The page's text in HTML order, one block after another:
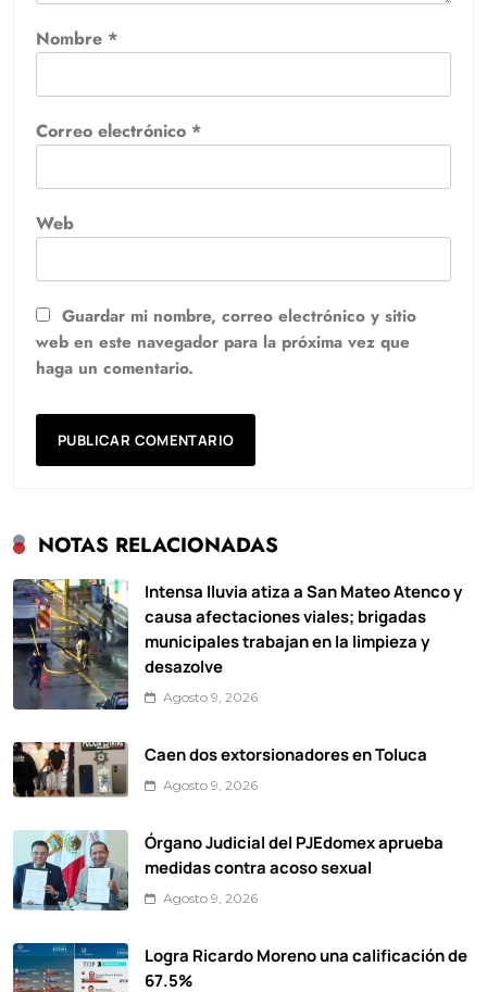
Nombre *
Correo electrónico *
Web
Guardar mi nombre, correo electrónico y sitio
web en este navegador para la próxima vez que
haga un comentario.
NOTAS RELACIONADAS
Intensa lluvia atiza a San Mateo Atenco y
causa afectaciones viales; brigadas
municipales trabajan en la limpieza y
desazolve
Agosto 9, 2026
Caen dos extorsionadores en Toluca
Agosto 9, 2026
Órgano Judicial del PJEdomex aprueba
medidas contra acoso sexual
Agosto 9, 2026
Logra Ricardo Moreno una calificación de
67.5%